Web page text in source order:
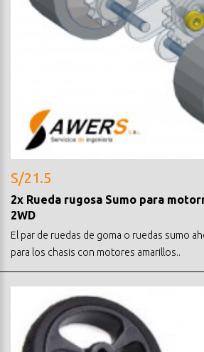
S/21.5
2x Rueda rugosa Sumo para
2WD
El par de ruedas de goma o ruedas sumo
para los chasis con motores amarillos..